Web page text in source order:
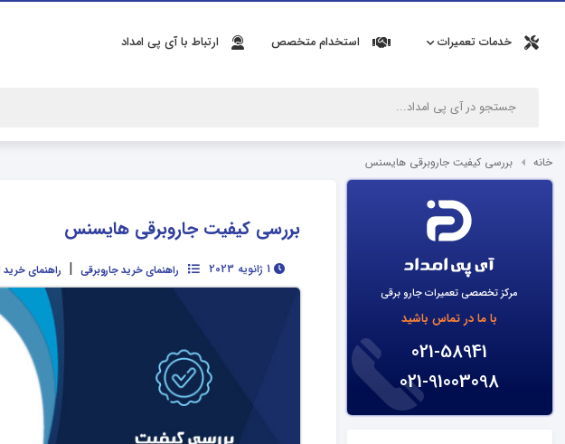
خدمات تعمیرات استخدام متخصص ارتباط با آی پی امداد
خانه بررسی کیفیت جاروبرقی هایسنس
مرکز تخصصی تعمیرات جارو برقی
با ما در تماس باشید
021-58941
021-91003098
بررسی کیفیت جاروبرقی هایسنس
راهنمای خرید جاروبرقی | راهنمای خرید